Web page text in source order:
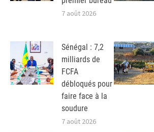
7 août 2026
Sénégal : 7,2
milliards de
FCFA
débloqués pour
faire face à la
soudure
7 août 2026